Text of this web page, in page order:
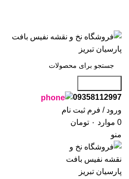
09358112997
ورود / فرم ثبت نام
0 موارد ۰ تومان
منو